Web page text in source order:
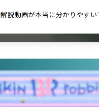
古文漢文を主に使わせていただ
が、復習するのに非常に役立っ
解説動画が本当に分かりやすい